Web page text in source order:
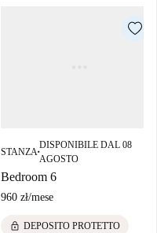
STANZA ■
DISPONIBILE DAL 08
AGOSTO
Bedroom 6
960 zł/mese
lock DEPOSITO PROTETTO